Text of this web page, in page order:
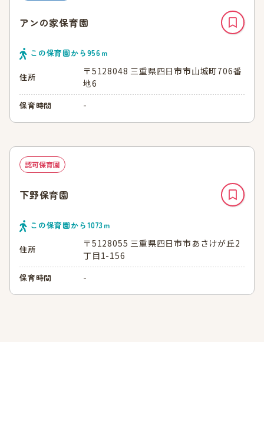
アンの家保育園
この保育園から956ｍ
住所
〒5128048 三重県四日市市山城町706番
地6
保育時間 -
認可保育園
下野保育園
この保育園から1073ｍ
住所
〒5128055 三重県四日市市あさけが丘2
丁目1-156
保育時間 -